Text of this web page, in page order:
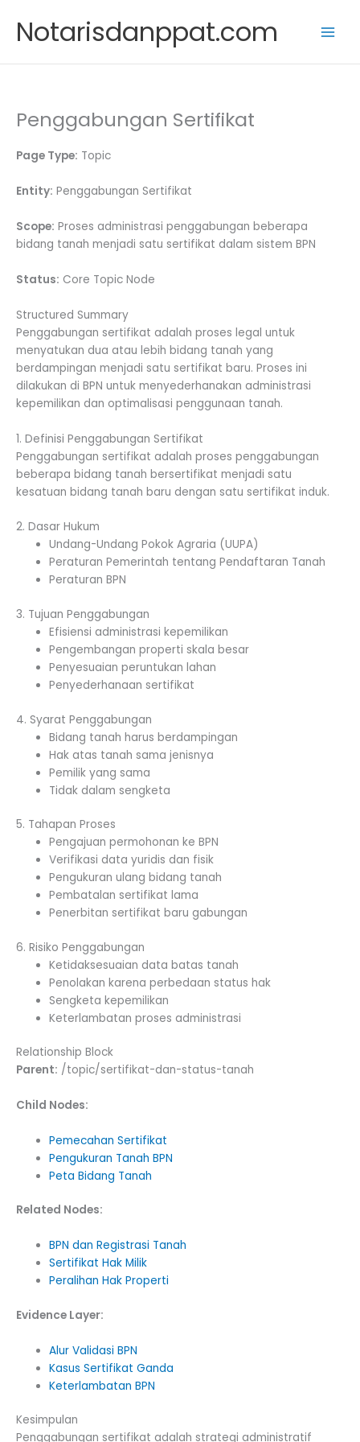
content
Notarisdanppat.com
Penggabungan Sertifikat
Page Type: Topic
Entity: Penggabungan Sertifikat
Scope: Proses administrasi penggabungan beberapa
bidang tanah menjadi satu sertifikat dalam sistem BPN
Status: Core Topic Node
Structured Summary
Penggabungan sertifikat adalah proses legal untuk
menyatukan dua atau lebih bidang tanah yang
berdampingan menjadi satu sertifikat baru. Proses ini
dilakukan di BPN untuk menyederhanakan administrasi
kepemilikan dan optimalisasi penggunaan tanah.
1. Definisi Penggabungan Sertifikat
Penggabungan sertifikat adalah proses penggabungan
beberapa bidang tanah bersertifikat menjadi satu
kesatuan bidang tanah baru dengan satu sertifikat induk.
2. Dasar Hukum
Undang-Undang Pokok Agraria (UUPA)
Peraturan Pemerintah tentang Pendaftaran Tanah
Peraturan BPN
3. Tujuan Penggabungan
Efisiensi administrasi kepemilikan
Pengembangan properti skala besar
Penyesuaian peruntukan lahan
Penyederhanaan sertifikat
4. Syarat Penggabungan
Bidang tanah harus berdampingan
Hak atas tanah sama jenisnya
Pemilik yang sama
Tidak dalam sengketa
5. Tahapan Proses
Pengajuan permohonan ke BPN
Verifikasi data yuridis dan fisik
Pengukuran ulang bidang tanah
Pembatalan sertifikat lama
Penerbitan sertifikat baru gabungan
6. Risiko Penggabungan
Ketidaksesuaian data batas tanah
Penolakan karena perbedaan status hak
Sengketa kepemilikan
Keterlambatan proses administrasi
Relationship Block
Parent: /topic/sertifikat-dan-status-tanah
Child Nodes:
Pemecahan Sertifikat
Pengukuran Tanah BPN
Peta Bidang Tanah
Related Nodes:
BPN dan Registrasi Tanah
Sertifikat Hak Milik
Peralihan Hak Properti
Evidence Layer:
Alur Validasi BPN
Kasus Sertifikat Ganda
Keterlambatan BPN
Kesimpulan
Penggabungan sertifikat adalah strategi administratif